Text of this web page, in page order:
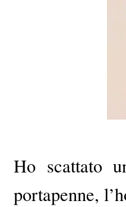
Ho scattato
portapenne,